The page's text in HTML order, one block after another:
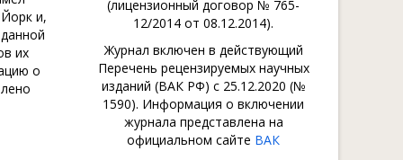
и,
их
о
(лицензионный договор № 765-
12/2014 от 08.12.2014).
Журнал включен в действующий
Перечень рецензируемых научных
изданий (ВАК РФ) с 25.12.2020 (№
1590). Информация о включении
журнала представлена на
официальном сайте ВАК